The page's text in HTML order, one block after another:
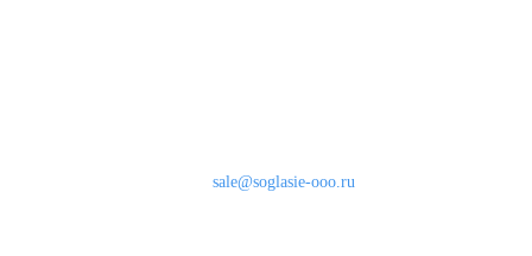
sale@soglasie-ooo.ru